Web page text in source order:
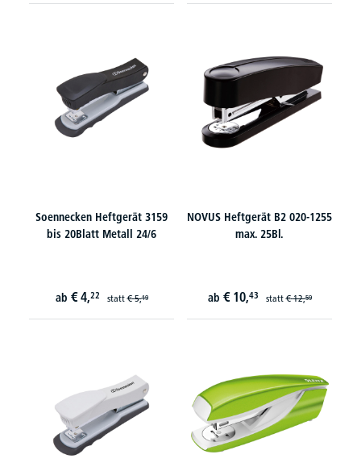
Soennecken Heftgerät 3159
bis 20Blatt Metall 24/6
ab € 4,22 statt€ 5,19
NOVUS Heftgerät B2 020-1255
max. 25Bl.
ab € 10,43 statt€ 12,59